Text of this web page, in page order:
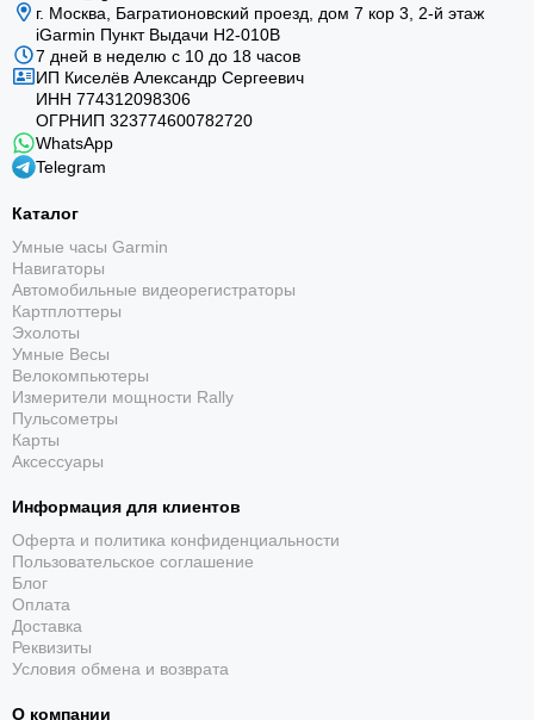
В режиме смарт-часов заявлено до 21 дня, а режим
энергосбережения увеличивает автономность до 50
дней.
Спортивные профили
Встроенные приложения охватывают бег,
г. Москва, Багратионовский проезд, дом 7 кор 3, 2-й этаж
iGarmin Пункт Выдачи Н2-010В
7 дней в неделю с 10 до 18 часов
ИП Киселёв Александр Сергеевич
ИНН 774312098306
ОГРНИП 323774600782720
WhatsApp
Telegram
Каталог
Умные часы Garmin
Навигаторы
Автомобильные видеорегистраторы
Картплоттеры
Эхолоты
Умные Весы
Велокомпьютеры
Измерители мощности Rally
Пульсометры
Карты
Аксессуары
Информация для клиентов
Оферта и политика конфиденциальности
Пользовательское соглашение
Блог
Оплата
Доставка
Реквизиты
Условия обмена и возврата
О компании